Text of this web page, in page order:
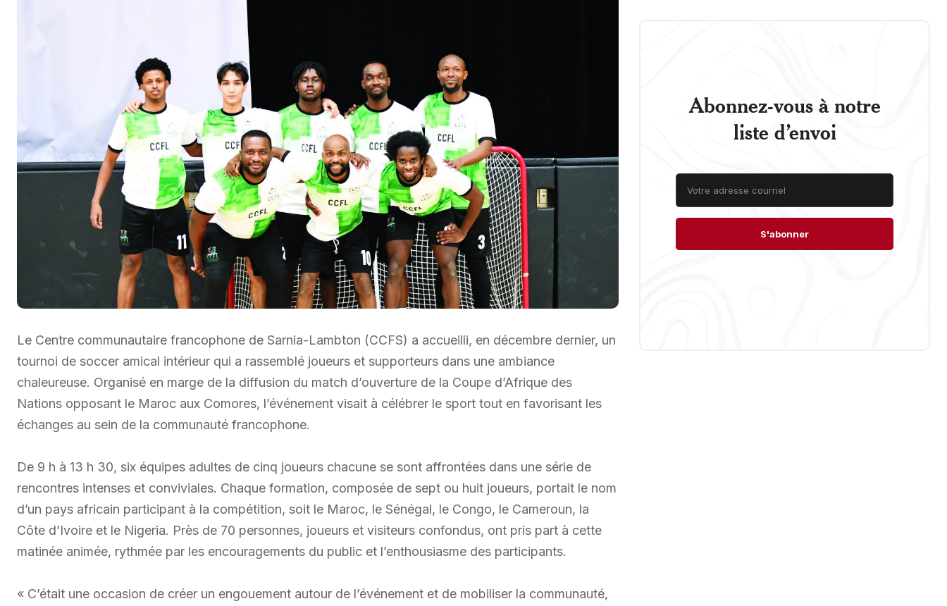
Le Centre communautaire francophone de Sarnia-Lambton (CCFS) a accueilli, en décembre dernier, un
tournoi de soccer amical intérieur qui a rassemblé joueurs et supporteurs dans une ambiance
chaleureuse. Organisé en marge de la diffusion du match d’ouverture de la Coupe d’Afrique des
Nations opposant le Maroc aux Comores, l’événement visait à célébrer le sport tout en favorisant les
échanges au sein de la communauté francophone.
De 9 h à 13 h 30, six équipes adultes de cinq joueurs chacune se sont affrontées dans une série de
rencontres intenses et conviviales. Chaque formation, composée de sept ou huit joueurs, portait le nom
d’un pays africain participant à la compétition, soit le Maroc, le Sénégal, le Congo, le Cameroun, la
Côte d’Ivoire et le Nigeria. Près de 70 personnes, joueurs et visiteurs confondus, ont pris part à cette
matinée animée, rythmée par les encouragements du public et l’enthousiasme des participants.
« C’était une occasion de créer un engouement autour de l’événement et de mobiliser la communauté,
Abonnez-vous à notre
liste d’envoi